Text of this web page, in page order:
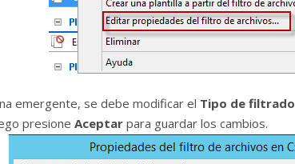
emergente, se debe modificar el Tipo de filtrado
presione Aceptar para guardar los cambios.